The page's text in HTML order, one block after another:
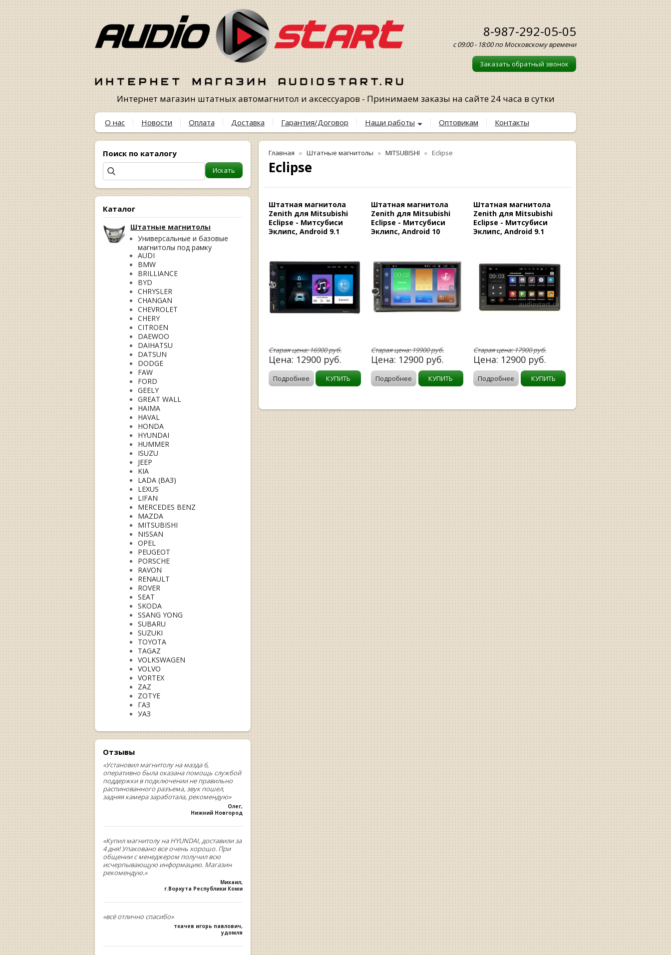
8-987-292-05-05
с 09:00 - 18:00 по Московскому времени
Заказать обратный звонок
Интернет магазин штатных автомагнитол и аксессуаров - Принимаем заказы на сайте 24 часа в сутки
О нас Новости Оплата Доставка Гарантия/Договор Наши работы Оптовикам Контакты
Поиск по каталогу
Каталог
Штатные магнитолы
Универсальные и базовые
магнитолы под рамку
AUDI
BMW
BRILLIANCE
BYD
CHRYSLER
CHANGAN
CHEVROLET
CHERY
CITROEN
DAEWOO
DAIHATSU
DATSUN
DODGE
FAW
FORD
GEELY
GREAT WALL
HAIMA
HAVAL
HONDA
HYUNDAI
HUMMER
ISUZU
JEEP
KIA
LADA (ВАЗ)
LEXUS
LIFAN
MERCEDES BENZ
MAZDA
MITSUBISHI
NISSAN
OPEL
PEUGEOT
PORSCHE
RAVON
RENAULT
ROVER
SEAT
SKODA
SSANG YONG
SUBARU
SUZUKI
TOYOTA
TAGAZ
VOLKSWAGEN
VOLVO
VORTEX
ZAZ
ZOTYE
ГАЗ
УАЗ
Отзывы
«Установил магнитолу на мазда 6,
оперативно была оказана помощь службой
поддержки в подключении не правильно
распинованного разъема, звук пошел,
задняя камера заработала, рекомендую»
Олег,
Нижний Новгород
«Купил магнитолу на HYUNDAI, доставили за
4 дня! Упаковано все очень хорошо. При
общении с менеджером получил всю
исчерпывающую информацию. Магазин
рекомендую.»
Михаил,
г.Воркута Республики Коми
«всё отлично спасибо»
ткачев игорь павлович,
удомля
Главная Штатные магнитолы MITSUBISHI Eclipse
Eclipse
Штатная магнитола
Zenith для Mitsubishi
Eclipse - Митсубиси
Эклипс, Android 9.1
Старая цена:16900руб.
Цена: 12900 руб.
Подробнее КУПИТЬ
Штатная магнитола
Zenith для Mitsubishi
Eclipse - Митсубиси
Эклипс, Android 10
Старая цена:19900руб.
Цена: 12900 руб.
Подробнее КУПИТЬ
Штатная магнитола
Zenith для Mitsubishi
Eclipse - Митсубиси
Эклипс, Android 9.1
Старая цена:17900руб.
Цена: 12900 руб.
Подробнее КУПИТЬ